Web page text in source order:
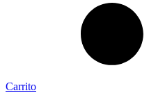
Carrito